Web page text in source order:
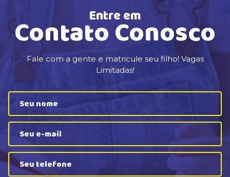
Entre em
Contato Conosco
Fale com a gente e matricule seu filho! Vagas
Limitadas!